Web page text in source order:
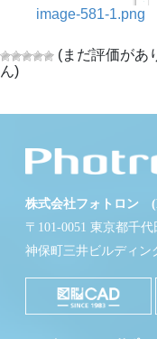
image-581-1.png
(まだ評価があ
ん)
株式会社フォトロン
〒101-0051 東京都千
神保町三井ビルディン